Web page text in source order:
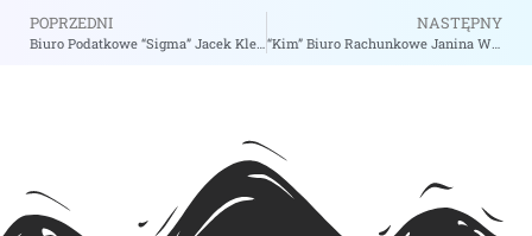
POPRZEDNI
Biuro Podatkowe “Sigma” Jacek Klecel – zobacz na biizii.com
NASTĘPNY
“Kim” Biuro Rachunkowe Janina Woźniak-Lesiewicz – zobacz na biizii.com